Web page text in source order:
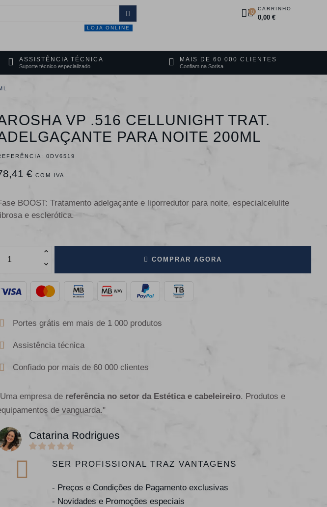
0 CARRINHO
0,00 €
LOJA ONLINE
ASSISTÊNCIA TÉCNICA
Suporte técnico especializado
MAIS DE 60 000 CLIENTES
Confiam na Sorisa
VP .516 CELLUNIGHT TRAT.
PARA NOITE 200ML
0DV6519
€ COM IVA
BOOST: Tratamento adelgaçante e liporredutor para noite, especialcelulite
e esclerótica.
COMPRAR AGORA
Portes grátis em mais de 1 000 produtos
Assistência técnica
Confiado por mais de 60 000 clientes
empresa de referência no setor da Estética e cabeleireiro. Produtos e
de vanguarda."
Catarina Rodrigues
SER PROFISSIONAL TRAZ VANTAGENS
- Preços e Condições de Pagamento exclusivas
- Novidades e Promoções especiais